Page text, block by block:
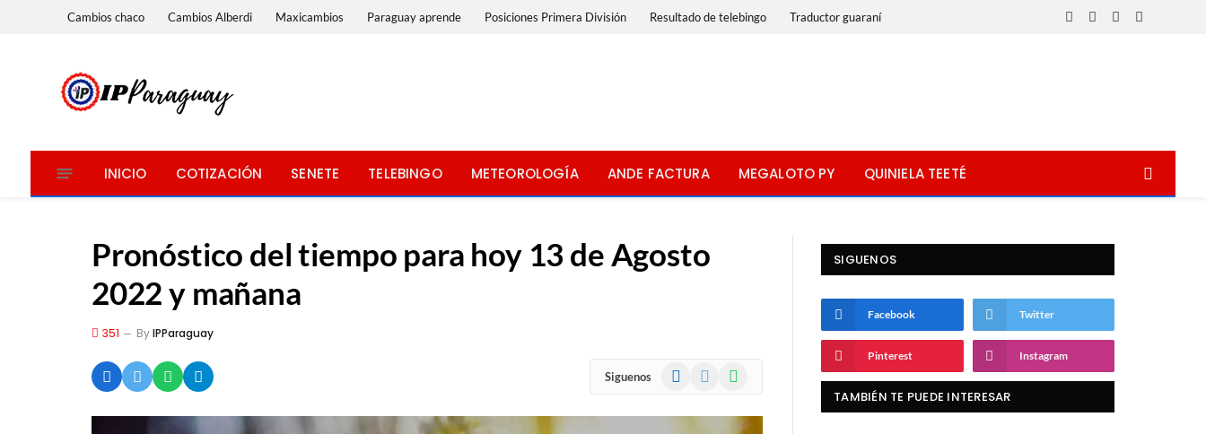
Cambios chaco Cambios Alberdi Maxicambios Paraguay aprende Posiciones Primera División Resultado de telebingo Traductor guaraní
Facebook
X
InstagramWhatsApp
INICIO COTIZACIÓN SENETE TELEBINGO METEOROLOGÍA ANDE FACTURA MEGALOTO PY QUINIELA TEETÉ
Pronóstico del tiempo para hoy 13 de Agosto
2022 y mañana
351 ByIPParaguay
Siguenos Facebook WhatsApp
SIGUENOS
Facebook Twitter
Pinterest Instagram
TAMBIÉN TE PUEDE INTERESAR